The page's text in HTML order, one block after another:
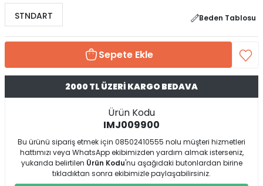
STNDART Beden Tablosu
Sepete Ekle
2000 TL ÜZERİ KARGO BEDAVA
Ürün Kodu
IMJ009900
Bu ürünü sipariş etmek için 08502410555 nolu müşteri hizmetleri
hattımızı veya WhatsApp ekibimizden yardım almak isterseniz,
yukarıda belirtilen Ürün Kodu'nu aşağıdaki butonlardan birine
tıkladıktan sonra ekibimizle paylaşabilirsiniz.